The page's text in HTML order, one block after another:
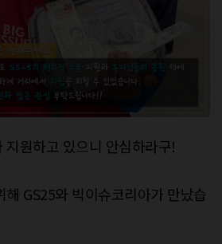
지원하고 있으니 안심하라구!
해 GS25와 빅이슈코리아가 만났습